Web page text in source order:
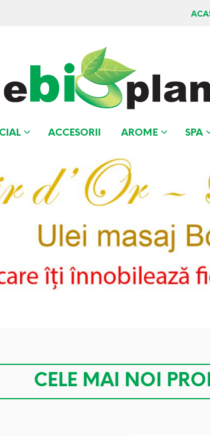
ACCESORII AROME SPA
CELE MAI NOI